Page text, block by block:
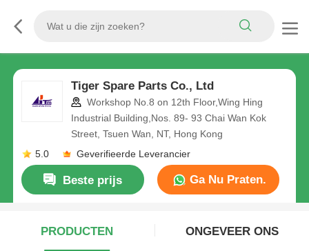
Tiger Spare Parts Co., Ltd
Workshop No.8 on 12th Floor,Wing Hing
Industrial Building,Nos. 89- 93 Chai Wan Kok
Street, Tsuen Wan, NT, Hong Kong
5.0
Geverifieerde Leverancier
Beste prijs Ga Nu Praten.
PRODUCTEN ONGEVEER ONS